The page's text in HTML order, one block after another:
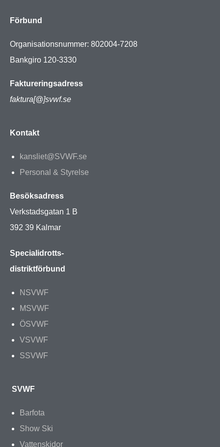
Förbund
Organisationsnummer: 802004-7208
Bankgiro 120-3330
Faktureringsadress
faktura[@]svwf.se
Kontakt
kansliet@SVWF.se
Personal & Styrelse
Besöksadress
Verkstadsgatan 1 B
392 39 Kalmar
Specialidrotts-
distriktförbund
NSVWF
MSVWF
ÖSVWF
VSVWF
SSVWF
SVWF
Barfota
Show Ski
Vattenskidor